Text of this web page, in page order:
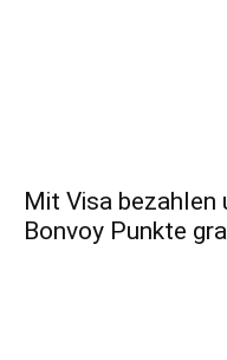
Mit Visa
Bonvoy Punkte